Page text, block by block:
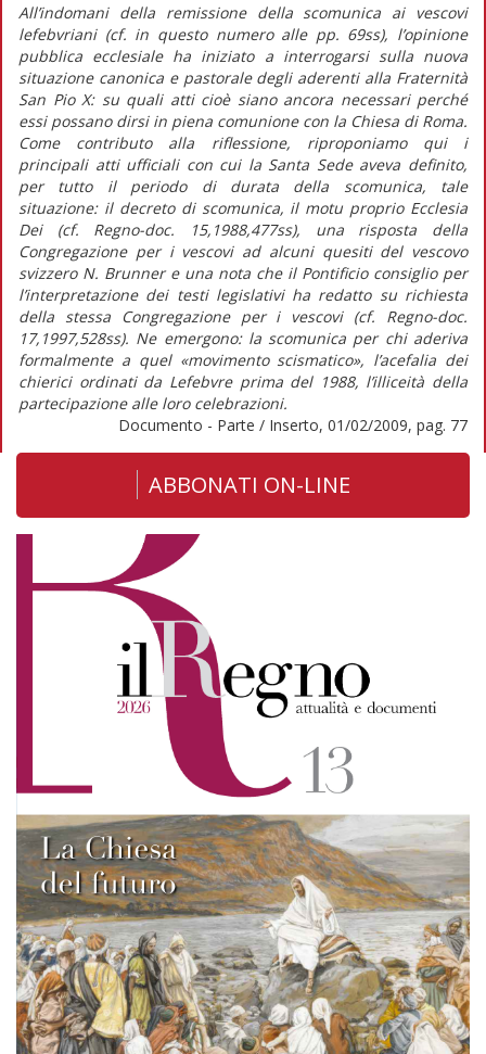
All’indomani della remissione della scomunica ai vescovi
lefebvriani (cf. in questo numero alle pp. 69ss), l’opinione
pubblica ecclesiale ha iniziato a interrogarsi sulla nuova
situazione canonica e pastorale degli aderenti alla Fraternità
San Pio X: su quali atti cioè siano ancora necessari perché
essi possano dirsi in piena comunione con la Chiesa di Roma.
Come contributo alla riflessione, riproponiamo qui i
principali atti ufficiali con cui la Santa Sede aveva definito,
per tutto il periodo di durata della scomunica, tale
situazione: il decreto di scomunica, il motu proprio Ecclesia
Dei (cf. Regno-doc. 15,1988,477ss), una risposta della
Congregazione per i vescovi ad alcuni quesiti del vescovo
svizzero N. Brunner e una nota che il Pontificio consiglio per
l’interpretazione dei testi legislativi ha redatto su richiesta
della stessa Congregazione per i vescovi (cf. Regno-doc.
17,1997,528ss). Ne emergono: la scomunica per chi aderiva
formalmente a quel «movimento scismatico», l’acefalia dei
chierici ordinati da Lefebvre prima del 1988, l’illiceità della
partecipazione alle loro celebrazioni.
Documento - Parte / Inserto, 01/02/2009, pag. 77
ABBONATI ON-LINE